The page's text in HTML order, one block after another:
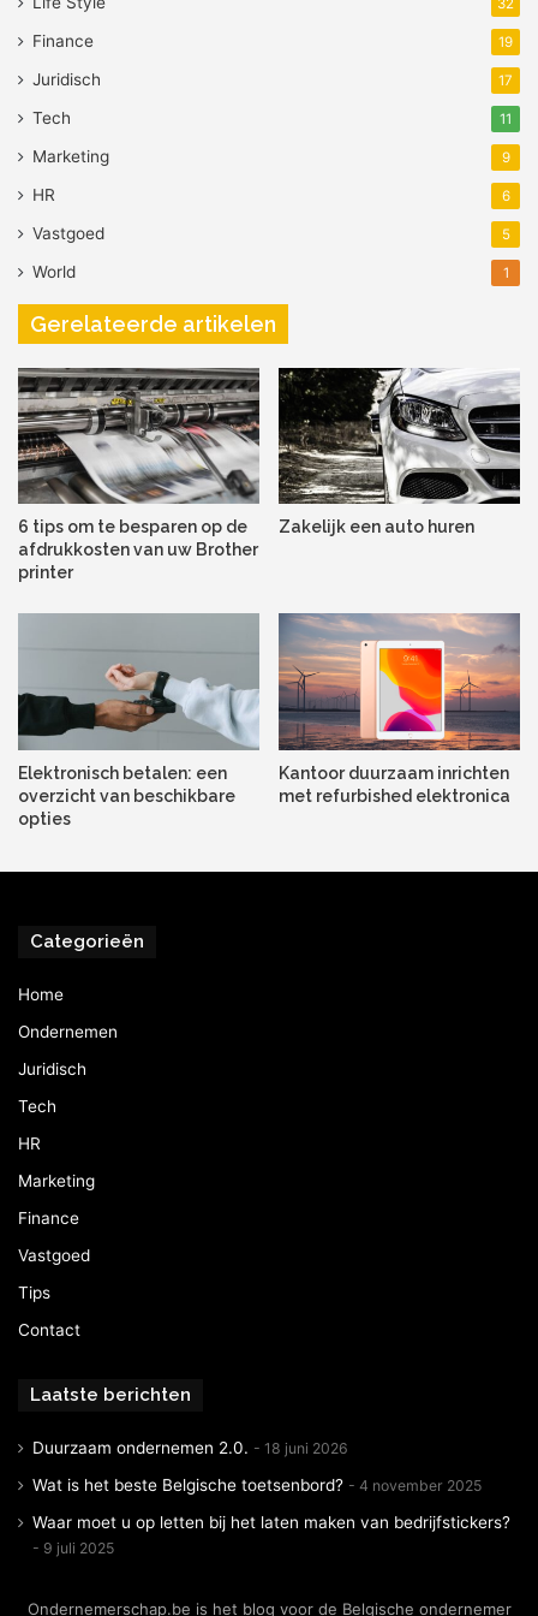
schoenen!
32
Finance 19
Juridisch 17
Tech 11
Marketing 9
HR 6
Vastgoed 5
World 1
Gerelateerde artikelen
6 tips om te besparen op de
afdrukkosten van uw Brother
printer
Zakelijk een auto huren
Elektronisch betalen: een
overzicht van beschikbare
opties
Kantoor duurzaam inrichten
met refurbished elektronica
Categorieën
Home
Ondernemen
Juridisch
Tech
HR
Marketing
Finance
Vastgoed
Tips
Contact
Laatste berichten
Duurzaam ondernemen 2.0. 18 juni 2026
Wat is het beste Belgische toetsenbord? 4 november 2025
Waar moet u op letten bij het laten maken van bedrijfstickers?
9 juli 2025
Ondernemerschap.be is het blog voor de Belgische ondernemer